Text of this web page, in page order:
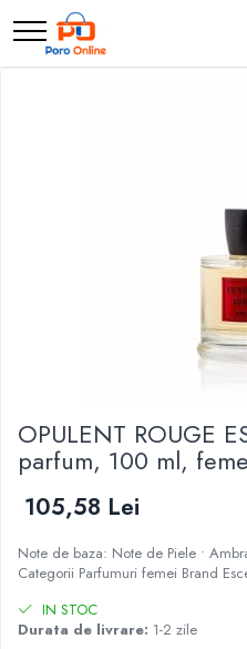
Parfum
OPULENT ROUGE
parfum, 100 ml,
105,58 Lei
Note de baza: Note de Piele •
Categorii Parfumuri femei Brand
IN STOC
Durata de livrare: 1-2 zile